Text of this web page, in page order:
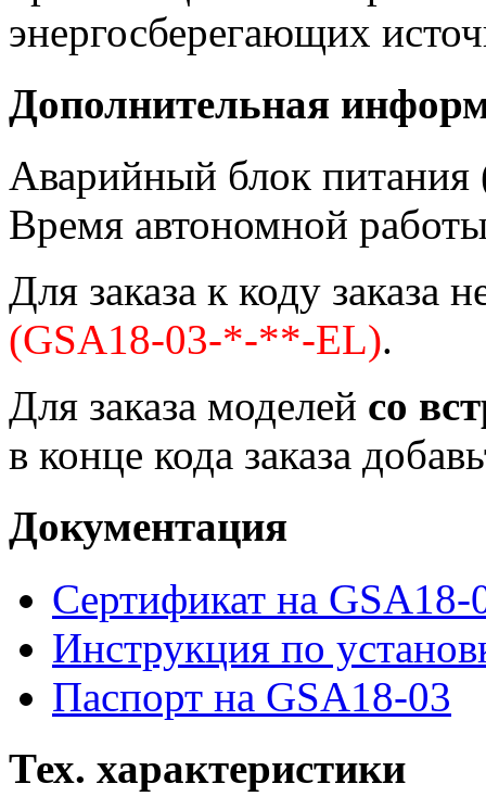
энергосберегающих
Дополнительная
Аварийный блок питания
Время автономной
Для заказа к коду
(GSA18-03-*-**-EL).
Для заказа моделей со
в конце кода заказа
Документация
Сертификат на GSA18-
Инструкция по
Паспорт на GSA18-03
Тех. характеристики